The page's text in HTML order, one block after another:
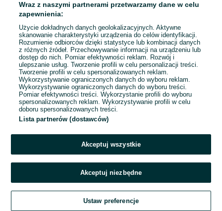
To ogłoszenie nie jest już dostępne
Przejdź na stronę główną
Wraz z naszymi partnerami przetwarzamy dane w celu
zapewnienia:
Użycie dokładnych danych geolokalizacyjnych. Aktywne
skanowanie charakterystyki urządzenia do celów identyfikacji.
Rozumienie odbiorców dzięki statystyce lub kombinacji danych
z różnych źródeł. Przechowywanie informacji na urządzeniu lub
dostęp do nich. Pomiar efektywności reklam. Rozwój i
ulepszanie usług. Tworzenie profili w celu personalizacji treści.
Tworzenie profili w celu spersonalizowanych reklam.
Wykorzystywanie ograniczonych danych do wyboru reklam.
Wykorzystywanie ograniczonych danych do wyboru treści.
Pomiar efektywności treści. Wykorzystanie profili do wyboru
spersonalizowanych reklam. Wykorzystywanie profili w celu
doboru spersonalizowanych treści.
Lista partnerów (dostawców)
Akceptuj wszystkie
Akceptuj niezbędne
Ustaw preferencje